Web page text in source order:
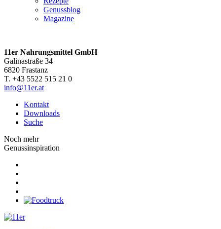
Genussblog
Magazine
11er Nahrungsmittel GmbH
Galinastraße 34
6820 Frastanz
T. +43 5522 515 21 0
info@11er.at
Kontakt
Downloads
Suche
Noch mehr
Genussinspiration